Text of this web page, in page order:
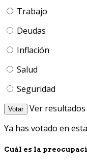
Trabajo
Deudas
Inflación
Salud
Seguridad
Votar
Ver resultados
Ya has votado en
Cuál es la